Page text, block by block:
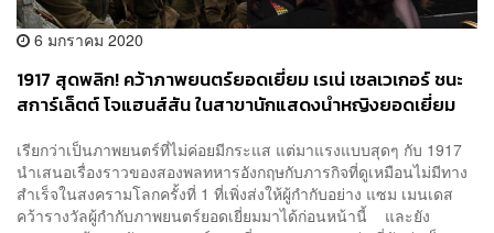
6 มกราคม 2020
1917 สุดพลิก! คว้าภาพยนตร์ยอดเยี่ยม เรเน่ เซลเวเกอร์ ชนะ
สการ์เล็ตต์ โจแฮนส์สัน ในสาขานักแสดงนำหญิงยอดเยี่ยม
เรียกว่าเป็นภาพยนตร์ที่ไม่ค่อยมีกระแส แต่มาแรงแบบสุดๆ กับ 1917
นำเสนอเรื่องราวของสองพลทหารอังกฤษกับภารกิจที่ดูเหมือนไม่มีทาง
สำเร็จในสงครามโลกครั้งที่ 1 ที่เพิ่งส่งให้ผู้กำกับอย่าง แซม เมนเดส
คว้ารางวัลผู้กำกับภาพยนตร์ยอดเยี่ยมมาได้ก่อนหน้านี้ และยัง